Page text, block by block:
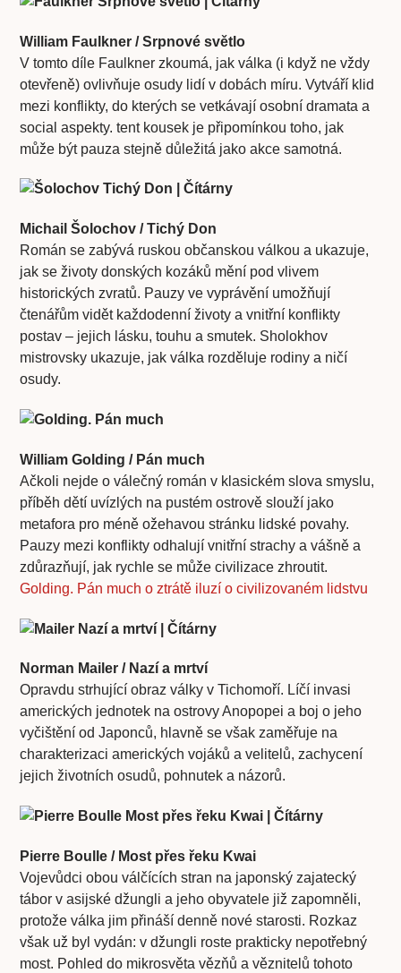
William Faulkner / Srpnové světlo
V tomto díle Faulkner zkoumá, jak válka (i když ne vždy
otevřeně) ovlivňuje osudy lidí v dobách míru. Vytváří klid
mezi konflikty, do kterých se vetkávají osobní dramata a
social aspekty. tent kousek je připomínkou toho, jak
může být pauza stejně důležitá jako akce samotná.
Michail Šolochov / Tichý Don
Román se zabývá ruskou občanskou válkou a ukazuje,
jak se životy donských kozáků mění pod vlivem
historických zvratů. Pauzy ve vyprávění umožňují
čtenářům vidět každodenní životy a vnitřní konflikty
postav – jejich lásku, touhu a smutek. Sholokhov
mistrovsky ukazuje, jak válka rozděluje rodiny a ničí
osudy.
William Golding / Pán much
Ačkoli nejde o válečný román v klasickém slova smyslu,
příběh dětí uvízlých na pustém ostrově slouží jako
metafora pro méně ožehavou stránku lidské povahy.
Pauzy mezi konflikty odhalují vnitřní strachy a vášně a
zdůrazňují, jak rychle se může civilizace zhroutit.
Golding. Pán much o ztrátě iluzí o civilizovaném lidstvu
Norman Mailer / Nazí a mrtví
Opravdu strhující obraz války v Tichomoří. Líčí invasi
amerických jednotek na ostrovy Anopopei a boj o jeho
vyčištění od Japonců, hlavně se však zaměřuje na
charakterizaci amerických vojáků a velitelů, zachycení
jejich životních osudů, pohnutek a názorů.
Pierre Boulle / Most přes řeku Kwai
Vojevůdci obou válčících stran na japonský zajatecký
tábor v asijské džungli a jeho obyvatele již zapomněli,
protože válka jim přináší denně nové starosti. Rozkaz
však už byl vydán: v džungli roste prakticky nepotřebný
most. Pohled do mikrosvěta vězňů a věznitelů tohoto